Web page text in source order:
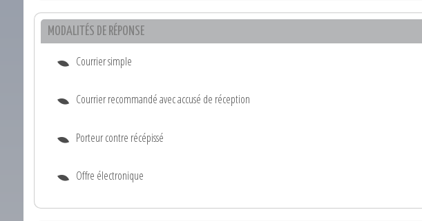
MODALITÉS DE RÉPONSE
Courrier simple
Courrier recommandé avec accusé de réception
Porteur contre récépissé
Offre électronique